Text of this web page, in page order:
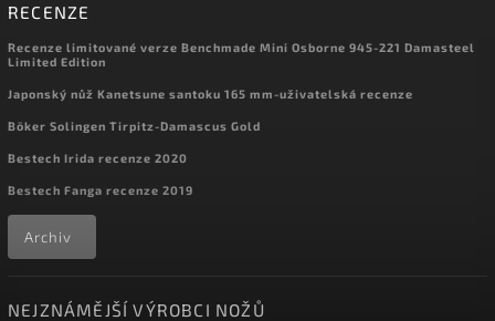
RECENZE
Recenze limitované verze Benchmade Mini Osborne 945-221 Damasteel
Limited Edition
Japonský nůž Kanetsune santoku 165 mm-uživatelská recenze
Böker Solingen Tirpitz-Damascus Gold
Bestech Irida recenze 2020
Bestech Fanga recenze 2019
Archiv
NEJZNÁMĚJŠÍ VÝROBCI NOŽŮ